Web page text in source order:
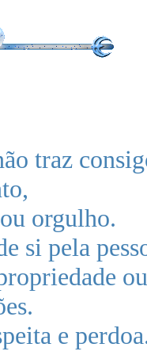
traz
orgulho.
si pela
ou
e